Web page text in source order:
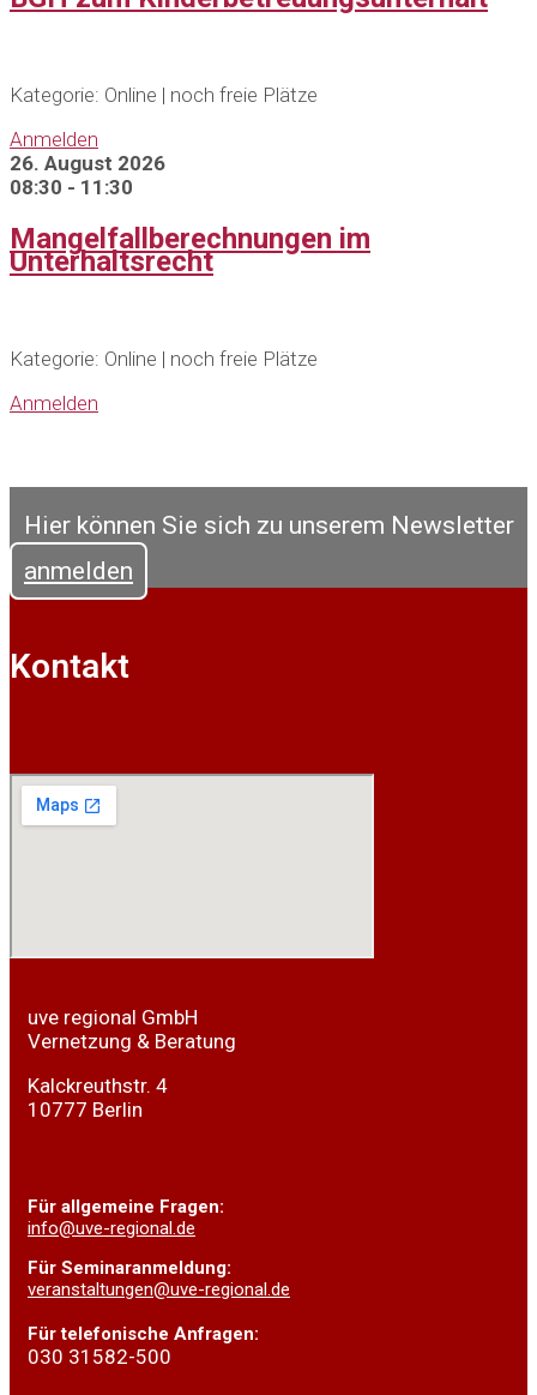
Kategorie: Online | noch freie Plätze
Anmelden
26. August 2026
08:30 - 11:30
Mangelfallberechnungen im
Unterhaltsrecht
Kategorie: Online | noch freie Plätze
Anmelden
Hier können Sie sich zu unserem Newsletter
anmelden
Kontakt
uve regional GmbH
Vernetzung & Beratung
Kalckreuthstr. 4
10777 Berlin
Für allgemeine Fragen:
info@uve-regional.de
Für Seminaranmeldung:
veranstaltungen@uve-regional.de
Für telefonische Anfragen:
030 31582-500